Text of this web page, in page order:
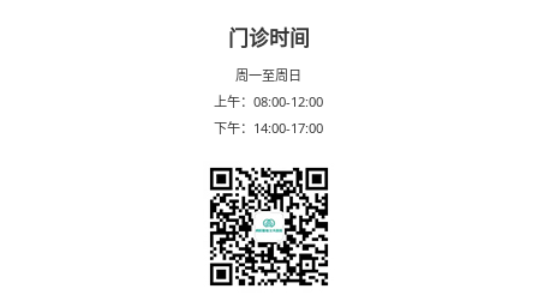
门诊时间
周一至周日
上午：08:00-12:00
下午：14:00-17:00